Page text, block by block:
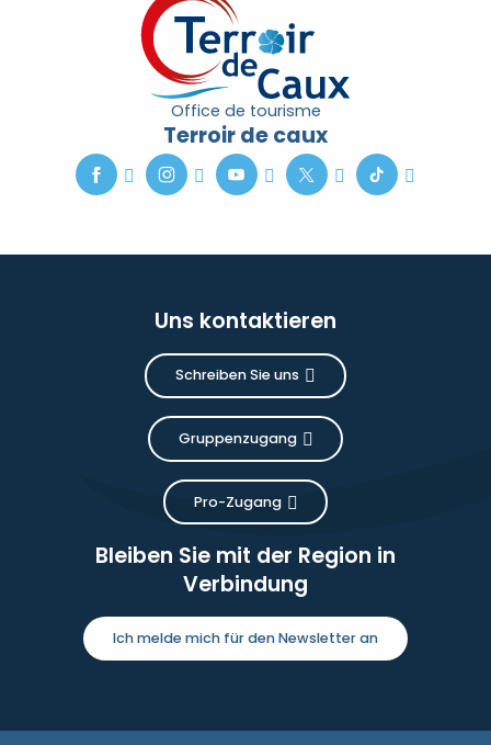
Office de tourisme
Terroir de caux
Uns kontaktieren
Schreiben Sie uns
Gruppenzugang
Pro-Zugang
Bleiben Sie mit der Region in
Verbindung
Ich melde mich für den Newsletter an